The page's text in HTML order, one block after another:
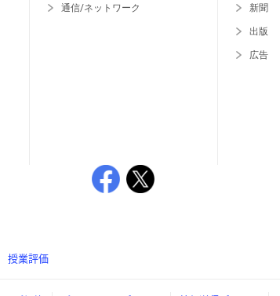
通信/ネットワーク 新聞
出版
広告
授業評価